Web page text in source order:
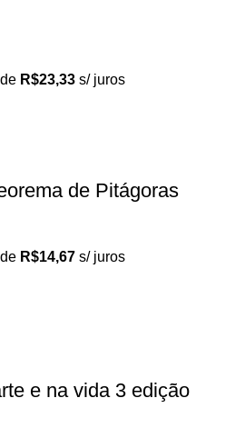
R$23,33 s/ juros
de Pitágoras
R$14,67 s/ juros
e na vida 3 edição